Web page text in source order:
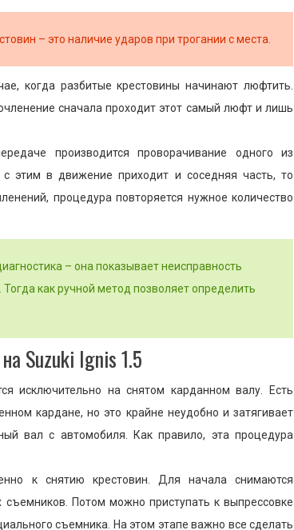
– это наличие ударов при трогании с места.
когда разбитые крестовины начинают люфтить.
сначала проходит этот самый люфт и лишь
производится проворачивание одного из
этим в движение приходит и соседняя часть, то
процедура повторяется нужное количество
– она показывает неисправность
как ручной метод позволяет определить
Suzuki Ignis 1.5
исключительно на снятом карданном валу. Есть
кардане, но это крайне неудобно и затягивает
вал с автомобиля. Как правило, эта процедура
к снятию крестовин. Для начала снимаются
Потом можно приступать к выпрессовке
съемника. На этом этапе важно все сделать